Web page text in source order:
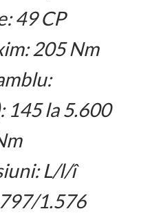
49 CP
205 Nm
145 la 5.600
L/l/î
1.576